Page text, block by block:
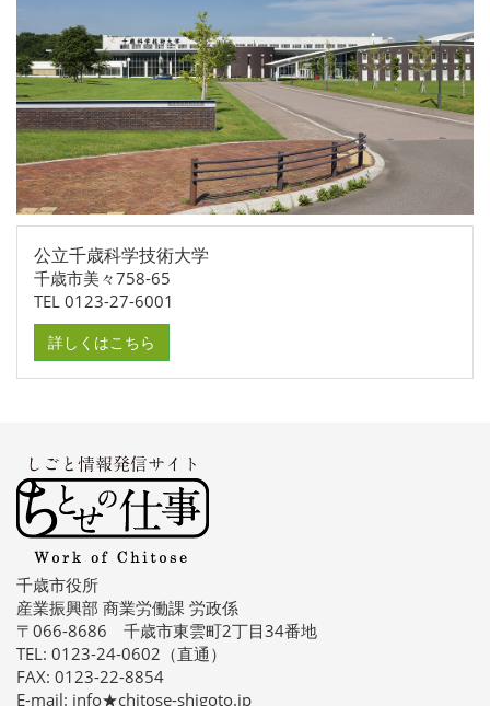
公立千歳科学技術大学
千歳市美々758-65
TEL 0123-27-6001
詳しくはこちら
千歳市役所
産業振興部 商業労働課 労政係
〒066-8686 千歳市東雲町2丁目34番地
TEL: 0123-24-0602（直通）
FAX: 0123-22-8854
E-mail: info★chitose-shigoto.jp